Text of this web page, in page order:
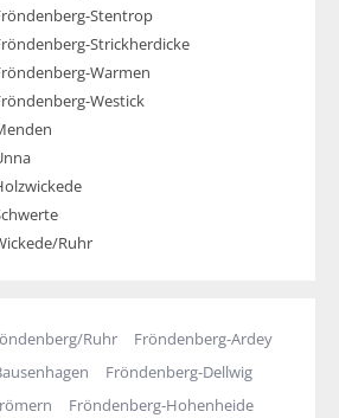
Stentrop
Strickherdicke
Warmen
Westick
Ruhr
Ruhr
Fröndenberg-Ardey
Fröndenberg-Dellwig
Fröndenberg-Hohenheide